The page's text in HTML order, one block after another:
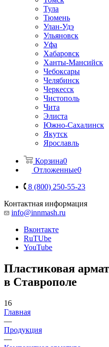
Тула
Тюмень
Улан-Удэ
Ульяновск
Уфа
Хабаровск
Ханты-Мансийск
Чебоксары
Челябинск
Черкесск
Чистополь
Чита
Элиста
Южно-Сахалинск
Якутск
Ярославль
Корзина0
Отложенные0
8 (800) 250-55-23
Контактная информация
info@innmash.ru
Вконтакте
RuTUbe
YouTube
Пластиковая
в Ставрополе
16
Главная
—
Продукция
—